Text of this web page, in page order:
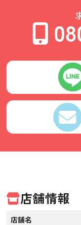
店舗情報
店舗名